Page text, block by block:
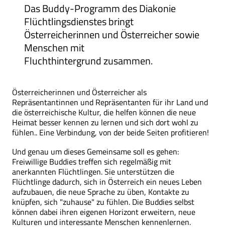
Das Buddy-Programm des Diakonie
Flüchtlingsdienstes bringt
Österreicherinnen und Österreicher sowie
Menschen mit
Fluchthintergrund zusammen.
Österreicherinnen und Österreicher als
Repräsentantinnen und Repräsentanten für ihr Land und
die österreichische Kultur, die helfen können die neue
Heimat besser kennen zu lernen und sich dort wohl zu
fühlen.. Eine Verbindung, von der beide Seiten profitieren!
Und genau um dieses Gemeinsame soll es gehen:
Freiwillige Buddies treffen sich regelmäßig mit
anerkannten Flüchtlingen. Sie unterstützen die
Flüchtlinge dadurch, sich in Österreich ein neues Leben
aufzubauen, die neue Sprache zu üben, Kontakte zu
knüpfen, sich "zuhause" zu fühlen. Die Buddies selbst
können dabei ihren eigenen Horizont erweitern, neue
Kulturen und interessante Menschen kennenlernen.